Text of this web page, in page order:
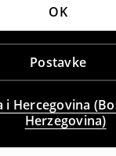
Postavke
OK
i Hercegovina
Herzegovina)